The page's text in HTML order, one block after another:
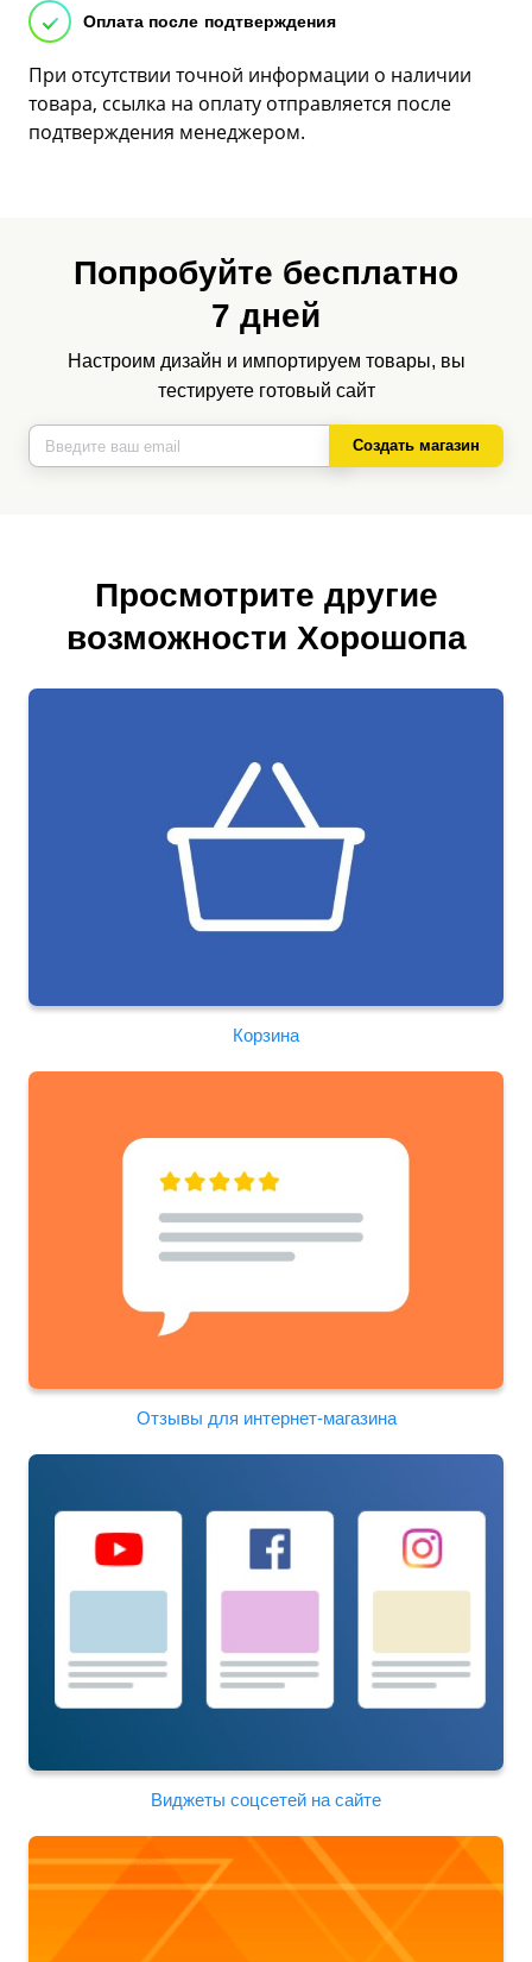
Оплата после подтверждения
При отсутствии точной информации о наличии
товара, ссылка на оплату отправляется после
подтверждения менеджером.
Попробуйте бесплатно
7 дней
Настроим дизайн и импортируем товары, вы
тестируете готовый сайт
Создать магазин
Просмотрите другие
возможности Хорошопа
Корзина
Отзывы для интернет-магазина
Виджеты соцсетей на сайте